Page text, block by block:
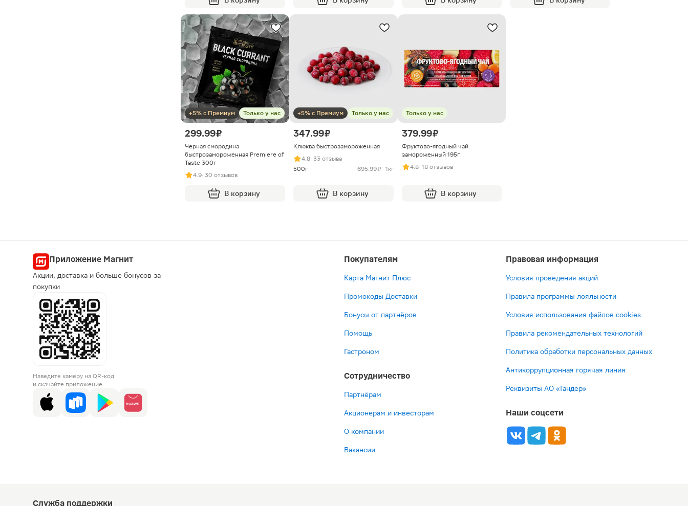
+5% с Премиум Только у нас
299.99 ₽
Черная смородина
быстрозамороженная Premiere of
Taste 300г
4.9· 30 отзывов
В корзину
+5% с Премиум Только у нас
347.99 ₽
Клюква быстрозамороженная
4.8· 33 отзыва
500г
695.99 ₽ · 1кг
В корзину
Только у нас
379.99 ₽
Фруктово-ягодный чай
замороженный 195г
4.8· 18 отзывов
В корзину
Приложение Магнит
Акции, доставка и больше бонусов за
покупки
Наведите камеру на QR-код
и скачайте приложение
Покупателям
Карта Магнит Плюс
Промокоды Доставки
Бонусы от партнёров
Помощь
Гастроном
Сотрудничество
Партнёрам
Акционерам и инвесторам
О компании
Вакансии
Правовая информация
Условия проведения акций
Правила программы лояльности
Условия использования файлов cookies
Правила рекомендательных технологий
Политика обработки персональных данных
Антикоррупционная горячая линия
Реквизиты АО «Тандер»
Наши соцсети
Служба поддержки